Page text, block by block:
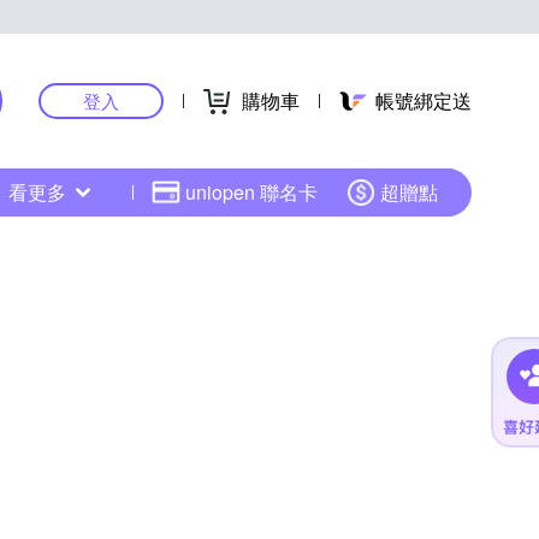
登入 購物車 帳號綁定送
看更多 uniopen 聯名卡 超贈點